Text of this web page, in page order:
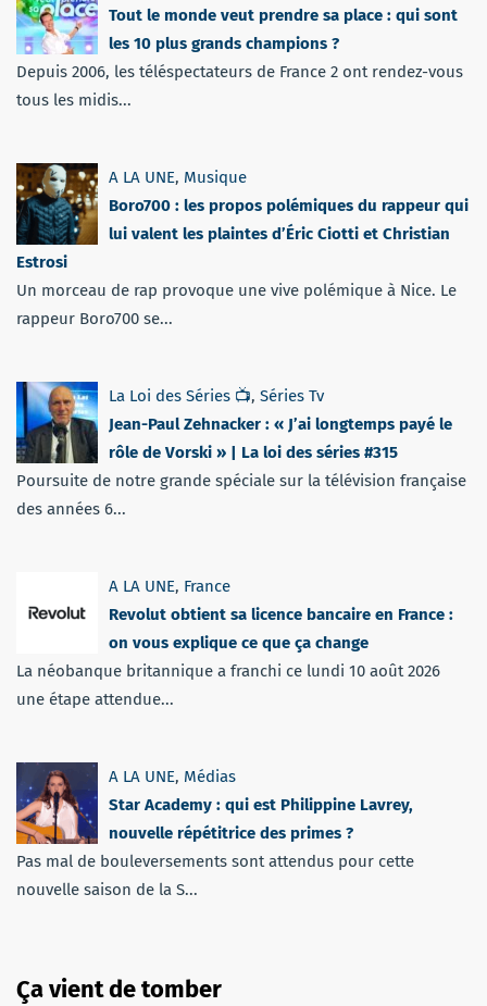
Tout le monde veut prendre sa place : qui sont
les 10 plus grands champions ?
Depuis 2006, les téléspectateurs de France 2 ont rendez-vous
tous les midis...
A LA UNE, Musique
Boro700 : les propos polémiques du rappeur qui
lui valent les plaintes d’Éric Ciotti et Christian
Estrosi
Un morceau de rap provoque une vive polémique à Nice. Le
rappeur Boro700 se...
La Loi des Séries 📺, Séries Tv
Jean-Paul Zehnacker : « J’ai longtemps payé le
rôle de Vorski » | La loi des séries #315
Poursuite de notre grande spéciale sur la télévision française
des années 6...
A LA UNE, France
Revolut obtient sa licence bancaire en France :
on vous explique ce que ça change
La néobanque britannique a franchi ce lundi 10 août 2026
une étape attendue...
A LA UNE, Médias
Star Academy : qui est Philippine Lavrey,
nouvelle répétitrice des primes ?
Pas mal de bouleversements sont attendus pour cette
nouvelle saison de la S...
Ça vient de tomber